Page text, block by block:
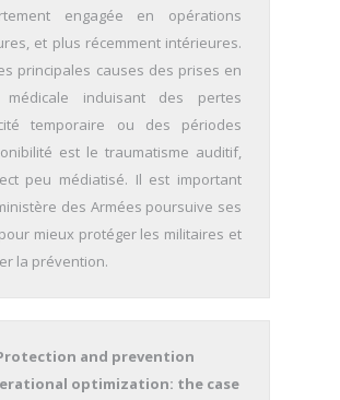
engagée en opérations
et plus récemment intérieures.
principales causes des prises en
médicale induisant des pertes
temporaire ou des périodes
est le traumatisme auditif,
peu médiatisé. Il est important
des Armées poursuive ses
mieux protéger les militaires et
la prévention.
and prevention
optimization: the case